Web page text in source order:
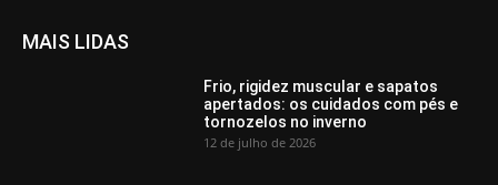
MAIS LIDAS
Frio, rigidez muscular e sapatos
apertados: os cuidados com pés e
tornozelos no inverno
12 de julho de 2026